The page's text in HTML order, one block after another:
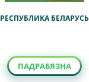
РЕСПУБЛИКА БЕЛАРУСЬ
ПАДРАБЯЗНА